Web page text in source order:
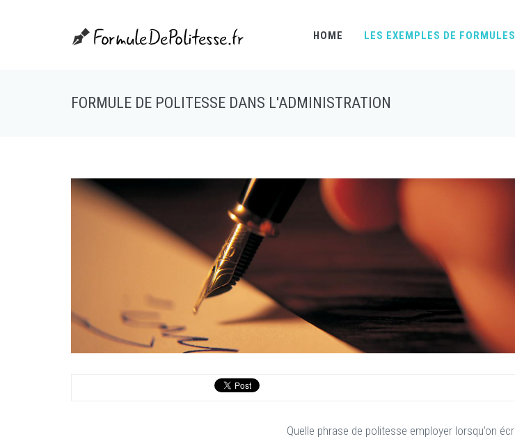
HOME LES EXEMPLES DE FORMULES
FORMULE DE POLITESSE DANS L'ADMINISTRATION
Quelle phrase de politesse employer lorsqu'on